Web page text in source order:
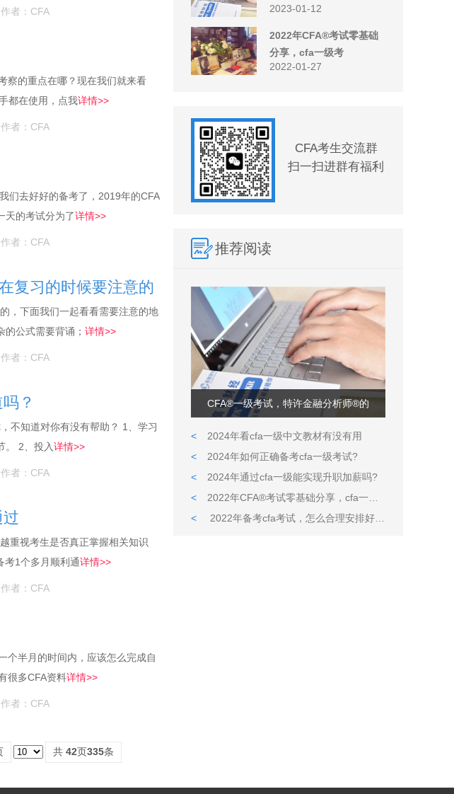
作者：CFA
察的重点在哪？现在我们就来看
都在使用，点我详情>>
作者：CFA
们去好好的备考了，2019年的CFA
天的考试分为了详情>>
作者：CFA
复习的时候要注意的
，下面我们一起看看需要注意的地
公式需要背诵； 详情>>
作者：CFA
？
不知道对你有没有帮助？ 1、学习
。 2、投入详情>>
作者：CFA
重视考生是否真正掌握相关知识
考1个多月顺利通详情>>
作者：CFA
个半月的时间内，应该怎么完成自
很多CFA资料详情>>
作者：CFA
共 42页335条
2023-01-12
2022年CFA®考试零基础
分享，cfa一级考
2022-01-27
CFA考生交流群
扫一扫进群有福利
推荐阅读
CFA®一级考试，特许金融分析师®的
<
2024年看cfa一级中文教材有没有用
<
2024年如何正确备考cfa一级考试?
<
2024年通过cfa一级能实现升职加薪吗?
<
2022年CFA®考试零基础分享，cfa一级考前必备
<
2022年备考cfa考试，怎么合理安排好学习的时间?